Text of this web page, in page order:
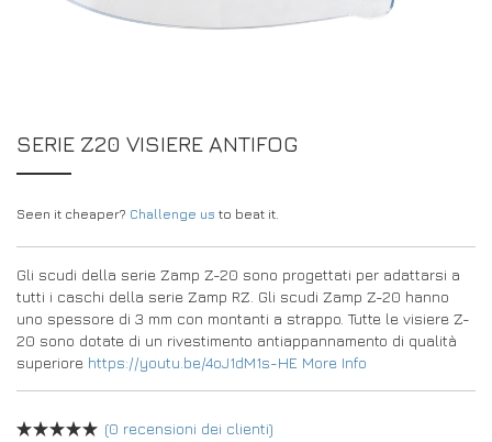
DRIVERS/PARTNERS
IL MIO ACCOUNT
MODULO DI REGISTRAZIONE DEGLI AMBASCIATORI
SERIE Z20 VISIERE ANTIFOG
Seen it cheaper? Challenge us to beat it.
Gli scudi della serie Zamp Z-20 sono progettati per adattarsi a
tutti i caschi della serie Zamp RZ. Gli scudi Zamp Z-20 hanno
uno spessore di 3 mm con montanti a strappo. Tutte le visiere Z-
20 sono dotate di un rivestimento antiappannamento di qualità
superiore https://youtu.be/4oJ1dM1s-HE More Info
(0 recensioni dei clienti)